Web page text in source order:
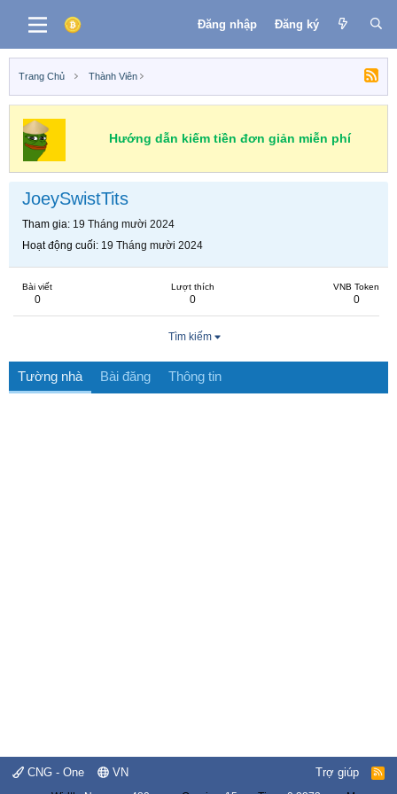
Đăng nhập Đăng ký
Trang Chủ Thành Viên
Hướng dẫn kiếm tiền đơn giản miễn phí
JoeySwistTits
Tham gia 19 Tháng mười 2024
Hoạt động cuối 19 Tháng mười 2024
Bài viết
0
Lượt thích
0
VNB Token
0
Tìm kiếm
Tường nhà Bài đăng Thông tin
CNG - One VN Trợ giúp
R